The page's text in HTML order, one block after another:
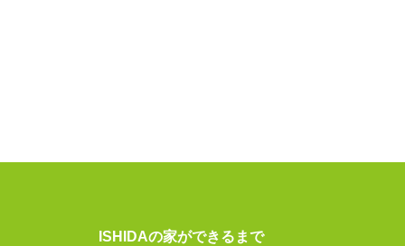
ISHIDAの家ができるまで